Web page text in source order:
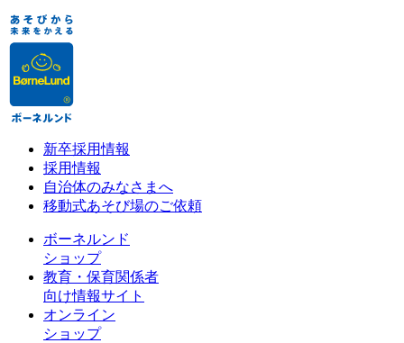
新卒採用情報
採用情報
自治体のみなさまへ
移動式あそび場のご依頼
ボーネルンド
ショップ
教育・保育関係者
向け情報サイト
オンライン
ショップ